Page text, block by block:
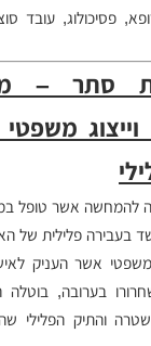
פסיכולוג, עובד
סתר –
להמחשה אשר טופל
בעבירה פלילית של
משפטי אשר העניק
בערובה,
והתיק הפלילי